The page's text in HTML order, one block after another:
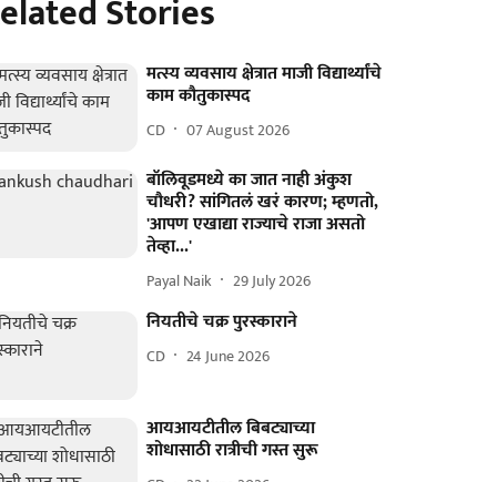
Stories
मत्स्य व्यवसाय क्षेत्रात माजी विद्यार्थ्यांचे
काम कौतुकास्पद
CD 07 August 2026
बॉलिवूडमध्ये का जात नाही अंकुश
चौधरी? सांगितलं खरं कारण; म्हणतो,
'आपण एखाद्या राज्याचे राजा असतो
तेव्हा...'
Payal Naik 29 July 2026
नियतीचे चक्र पुरस्काराने
CD 24 June 2026
आयआयटीतील बिबट्याच्या
शोधासाठी रात्रीची गस्त सुरू